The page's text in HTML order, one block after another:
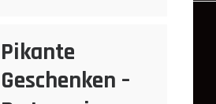
Pikante
Geschenken –